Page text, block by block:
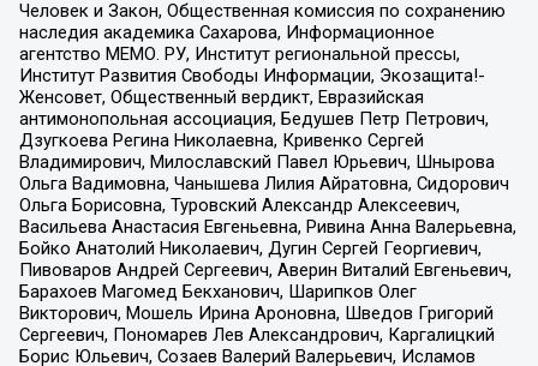
Человек и Закон, Общественная комиссия по сохранению
наследия академика Сахарова, Информационное
агентство МЕМО. РУ, Институт региональной прессы,
Институт Развития Свободы Информации, Экозащита!-
Женсовет, Общественный вердикт, Евразийская
антимонопольная ассоциация, Бедушев Петр Петрович,
Дзугкоева Регина Николаевна, Кривенко Сергей
Владимирович, Милославский Павел Юрьевич, Шнырова
Ольга Вадимовна, Чанышева Лилия Айратовна, Сидорович
Ольга Борисовна, Туровский Александр Алексеевич,
Васильева Анастасия Евгеньевна, Ривина Анна Валерьевна,
Бойко Анатолий Николаевич, Дугин Сергей Георгиевич,
Пивоваров Андрей Сергеевич, Аверин Виталий Евгеньевич,
Барахоев Магомед Бекханович, Шарипков Олег
Викторович, Мошель Ирина Ароновна, Шведов Григорий
Сергеевич, Пономарев Лев Александрович, Каргалицкий
Борис Юльевич, Созаев Валерий Валерьевич, Исламов